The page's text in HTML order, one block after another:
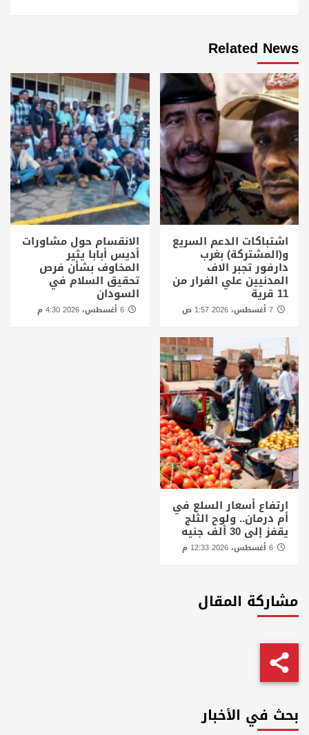
Related News
اشتباكات الدعم السريع
و(المشتركة) بغرب
دارفور تجبر الاف
المدنيين علي الفرار من
11 قرية
الانقسام حول مشاورات
أديس أبابا يثير
المخاوف بشأن فرص
تحقيق السلام في
السودان
6 أغسطس، 2026 4:30 م
ارتفاع أسعار السلع في
أم درمان.. ولوح الثلج
يقفز إلى 30 ألف جنيه
مشاركة المقال
بحث في الأخبار